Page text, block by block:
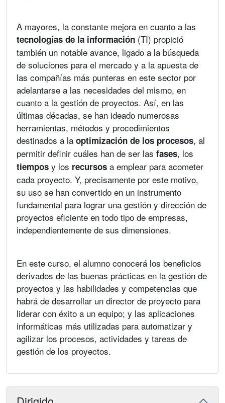
A mayores, la constante mejora en cuanto a las
tecnologías de la información (TI) propició
también un notable avance, ligado a la búsqueda
de soluciones para el mercado y a la apuesta de
las compañías más punteras en este sector por
adelantarse a las necesidades del mismo, en
cuanto a la gestión de proyectos. Así, en las
últimas décadas, se han ideado numerosas
herramientas, métodos y procedimientos
destinados a la optimización de los procesos, al
permitir definir cuáles han de ser las fases, los
tiempos y los recursos a emplear para acometer
cada proyecto. Y, precisamente por este motivo,
su uso se han convertido en un instrumento
fundamental para lograr una gestión y dirección de
proyectos eficiente en todo tipo de empresas,
independientemente de sus dimensiones.
En este curso, el alumno conocerá los beneficios
derivados de las buenas prácticas en la gestión de
proyectos y las habilidades y competencias que
habrá de desarrollar un director de proyecto para
liderar con éxito a un equipo; y las aplicaciones
informáticas más utilizadas para automatizar y
agilizar los procesos, actividades y tareas de
gestión de los proyectos.